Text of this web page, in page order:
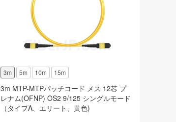
3m 5m 10m 15m
3m MTP-MTPパッチコード メス 12芯 プ
レナム(OFNP) OS2 9/125 シングルモード
（タイプA、エリート、黄色)